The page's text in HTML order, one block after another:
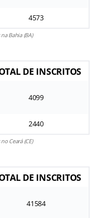
4573
Bahia (BA)
DE INSCRITOS
4099
2440
Ceará (CE)
DE INSCRITOS
41584